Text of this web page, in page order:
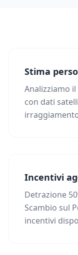
Stima
Analizziamo
con dati
Incentivi
Detrazione
Scambio sul
incentivi